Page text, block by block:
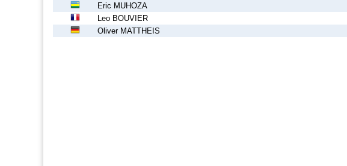
Eric MUHOZA
Leo BOUVIER
Oliver MATTHEIS